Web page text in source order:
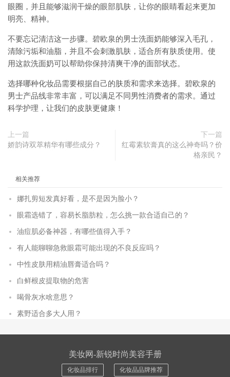
眼圈，并且能够滋润干燥的眼部肌肤，让你的眼睛看起来更加
明亮、精神。
不要忘记清洁这一步骤。碧欧泉的男士洗面奶能够深入毛孔，
清除污垢和油脂，并且不会刺激肌肤，适合所有肤质使用。使
用这款洗面奶可以帮助你保持清爽干净的面部状态。
选择哪种化妆品需要根据自己的肤质和需求来选择。碧欧泉的
男士产品线非常丰富，可以满足不同男性消费者的需求。通过
科学护理，让我们的皮肤更健康！
上一篇
娇韵诗双萃精华有哪些成分？
下一篇
红霉素软膏真的这么神奇吗？价
格亲民？
相关推荐
娜扎剪短发真好看，是不是因为脸小？
眼霜选错了，容易长脂肪粒，怎么挑一款合适自己的？
油痘肌必备神器，有哪些值得入手？
有人能聊聊急救眼霜可能出现的不良反应吗？
中性皮肤用精油唇膏适合吗？
白鲜根皮提取物的危害
喝骨灰水啥意思？
素野适合多大人用？
美妆网-新锐时尚美容手册
化妆品排行 化妆品品牌推荐